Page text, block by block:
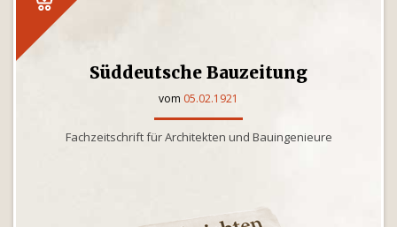
Süddeutsche Bauzeitung
vom 05.02.1921
Fachzeitschrift für Architekten und Bauingenieure